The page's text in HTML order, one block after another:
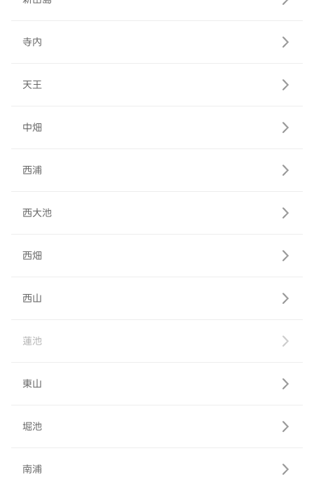
寺内
天王
中畑
西浦
西大池
西畑
西山
蓮池
東山
堀池
南浦